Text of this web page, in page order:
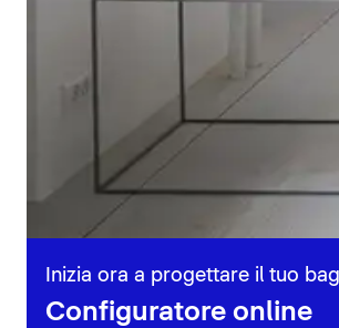
Inizia ora a progettare il tuo
Configuratore online